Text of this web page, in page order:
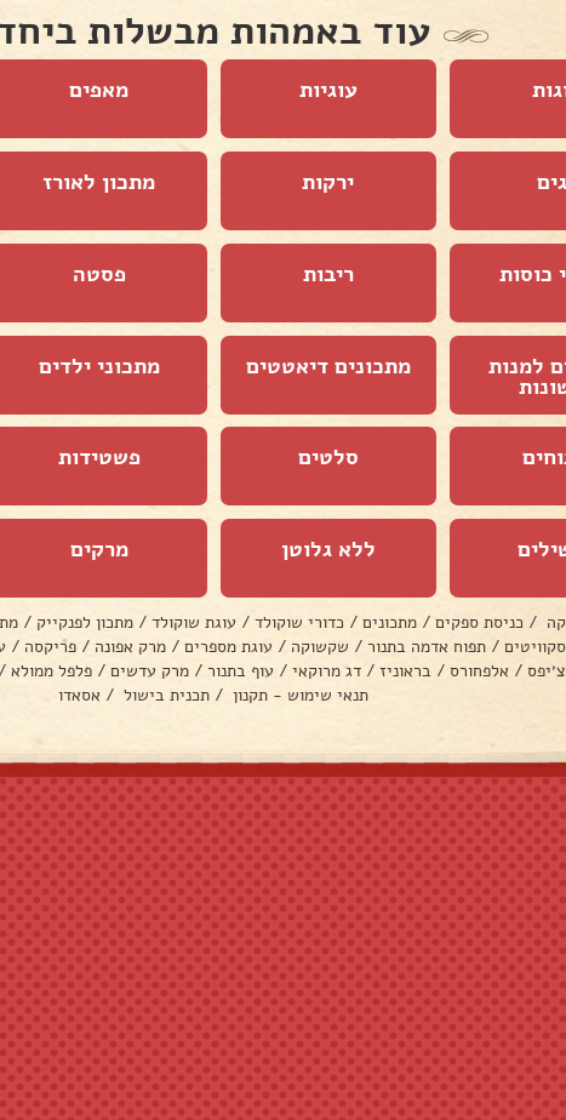
עוד באמהות מבשלות
עוגיות מאפים
ירקות מתכון לאורז
כוסות ריבות פסטה
למנות מתכונים דיאטטים מתכוני ילדים
סלטים פשטידות
ללא גלוטן מרקים
/ כניסת ספקים / מתכונים / כדורי שוקולד / עוגת שוקולד / מתכון לפנקייק /
/ תפוח אדמה בתנור / שקשוקה / עוגת מספרים / מרק אפונה / פריקסה /
/ אלפחורס / בראוניז / דג מרוקאי / עוף בתנור / מרק עדשים / פלפל ממולא /
תנאי שימוש - תקנון / תכנית בישול / אסאדו